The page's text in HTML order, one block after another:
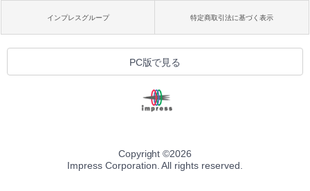
インプレスグループ 特定商取引法に基づく表示
PC版で見る
Copyright ©2026
Impress Corporation. All rights reserved.